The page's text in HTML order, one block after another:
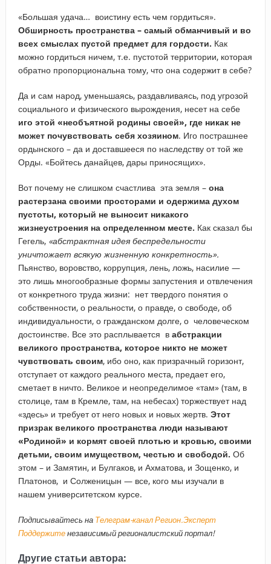
«Большая удача… воистину есть чем гордиться».
Обширность пространства – самый обманчивый и во
всех смыслах пустой предмет для гордости. Как
можно гордиться ничем, т.е. пустотой территории, которая
обратно пропорциональна тому, что она содержит в себе?
Да и сам народ, уменьшаясь, раздавливаясь, под угрозой
социального и физического вырождения, несет на себе
иго этой «необъятной родины своей», где никак не
может почувствовать себя хозяином. Иго пострашнее
ордынского – да и доставшееся по наследству от той же
Орды. «Бойтесь данайцев, дары приносящих».
Вот почему не слишком счастлива эта земля – она
растерзана своими просторами и одержима духом
пустоты, который не выносит никакого
жизнеустроения на определенном месте. Как сказал бы
Гегель, «абстрактная идея беспредельности
уничтожает всякую жизненную конкретность».
Пьянство, воровство, коррупция, лень, ложь, насилие —
это лишь многообразные формы запустения и отвлечения
от конкретного труда жизни: нет твердого понятия о
собственности, о реальности, о правде, о свободе, об
индивидуальности, о гражданском долге, о человеческом
достоинстве. Все это расплывается в абстракции
великого пространства, которое никто не может
чувствовать своим, ибо оно, как призрачный горизонт,
отступает от каждого реального места, предает его,
сметает в ничто. Великое и неопределимое «там» (там, в
столице, там в Кремле, там, на небесах) торжествует над
«здесь» и требует от него новых и новых жертв. Этот
призрак великого пространства люди называют
«Родиной» и кормят своей плотью и кровью, своими
детьми, своим имуществом, честью и свободой. Об
этом – и Замятин, и Булгаков, и Ахматова, и Зощенко, и
Платонов, и Солженицын — все, кого мы изучали в
нашем университетском курсе.
Подписывайтесь на Телеграм-канал Регион.Эксперт
Поддержитенезависимый регионалистский портал!
Другие статьи автора: